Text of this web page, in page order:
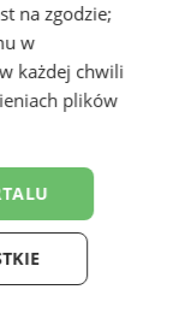
– UEFA:
po
na zgodzie;
w
każdej chwili
plików